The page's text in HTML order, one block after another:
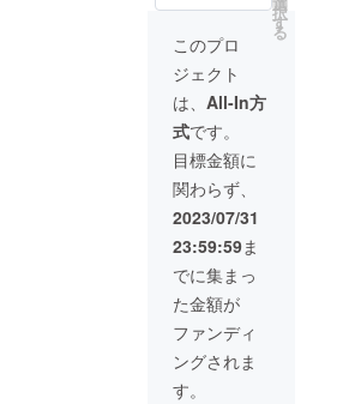
希望の
時間帯
を備考
欄に記
入して
くださ
い。 第
1希望、
第２希
望、第3
希望 パ
ブリッ
クス
ピーキ
ングの
指南書
「プレ
ゼンの
さい。
を備考
欄に掲
載して
くださ
い。 ス
ポン
サー席
を15
席、ご
用意し
ます。
択
す
る
このプロ
ジェクト
は、 All-In方
式です。
目標金額に
関わらず、
2023/07/31
23:59:59ま
でに集まっ
た金額が
ファンディ
ングされま
す。